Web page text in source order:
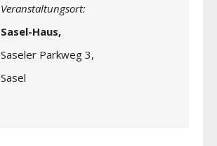
Veranstaltungsort:
Sasel-Haus,
Saseler Parkweg 3,
Sasel